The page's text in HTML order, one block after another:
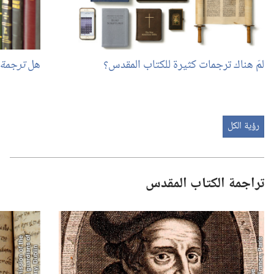
لمَ هناك ترجمات كثيرة للكتاب المقدس؟‏ هل
رؤية الكل
تراجمة الكتاب المقدس